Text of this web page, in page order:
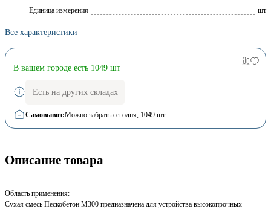
Единица измерения
шт
Все характеристики
В вашем городе есть 1049 шт
Есть на других складах
Самовывоз:Можно забрать сегодня, 1049 шт
Описание товара
Область применения:
Сухая смесь Пескобетон М300 предназначена для устройства высокопрочных